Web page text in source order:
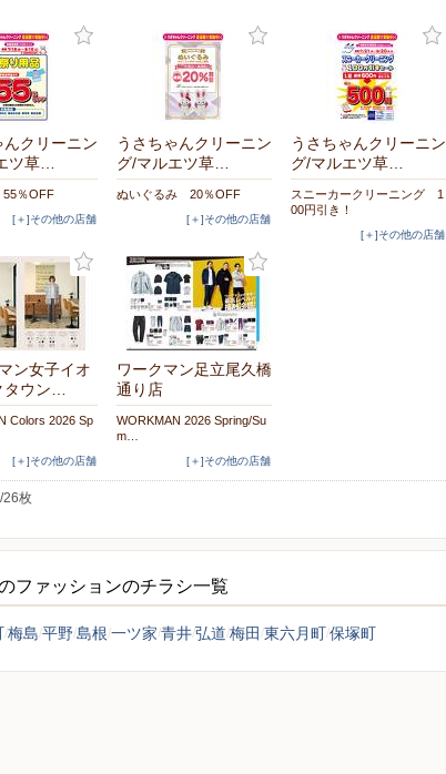
んクリーニン
ツ草…
％OFF
[＋]その他の店舗
うさちゃんクリーニン
グ/マルエツ草…
ぬいぐるみ 20％OFF
[＋]その他の店舗
うさちゃんクリーニン
グ/マルエツ草…
スニーカークリーニング 1
00円引き！
[＋]その他の店舗
ン女子イオ
タウン…
Colors 2026 Sp
[＋]その他の店舗
ワークマン足立尾久橋
通り店
WORKMAN 2026 Spring/Su
m…
[＋]その他の店舗
26枚
ファッションのチラシ一覧
梅島 平野島根 一ツ家 青井弘道 梅田 東六月町保塚町